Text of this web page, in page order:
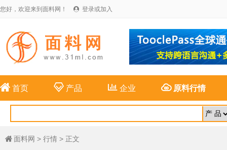
您好，欢迎来到面料网！  登录或加入
 首页 产品 企业 原料行情
 面料网 > 行情 > 正文